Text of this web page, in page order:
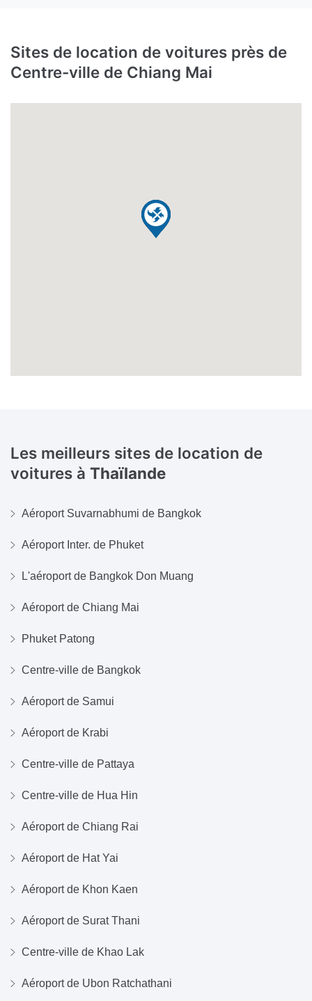
Sites de location de voitures près de
Centre-ville de Chiang Mai
Les meilleurs sites de location de
voitures à Thaïlande
Aéroport Suvarnabhumi de Bangkok
Aéroport Inter. de Phuket
L'aéroport de Bangkok Don Muang
Aéroport de Chiang Mai
Phuket Patong
Centre-ville de Bangkok
Aéroport de Samui
Aéroport de Krabi
Centre-ville de Pattaya
Centre-ville de Hua Hin
Aéroport de Chiang Rai
Aéroport de Hat Yai
Aéroport de Khon Kaen
Aéroport de Surat Thani
Centre-ville de Khao Lak
Aéroport de Ubon Ratchathani